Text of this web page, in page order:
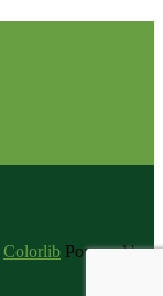
Colorlib Powered by